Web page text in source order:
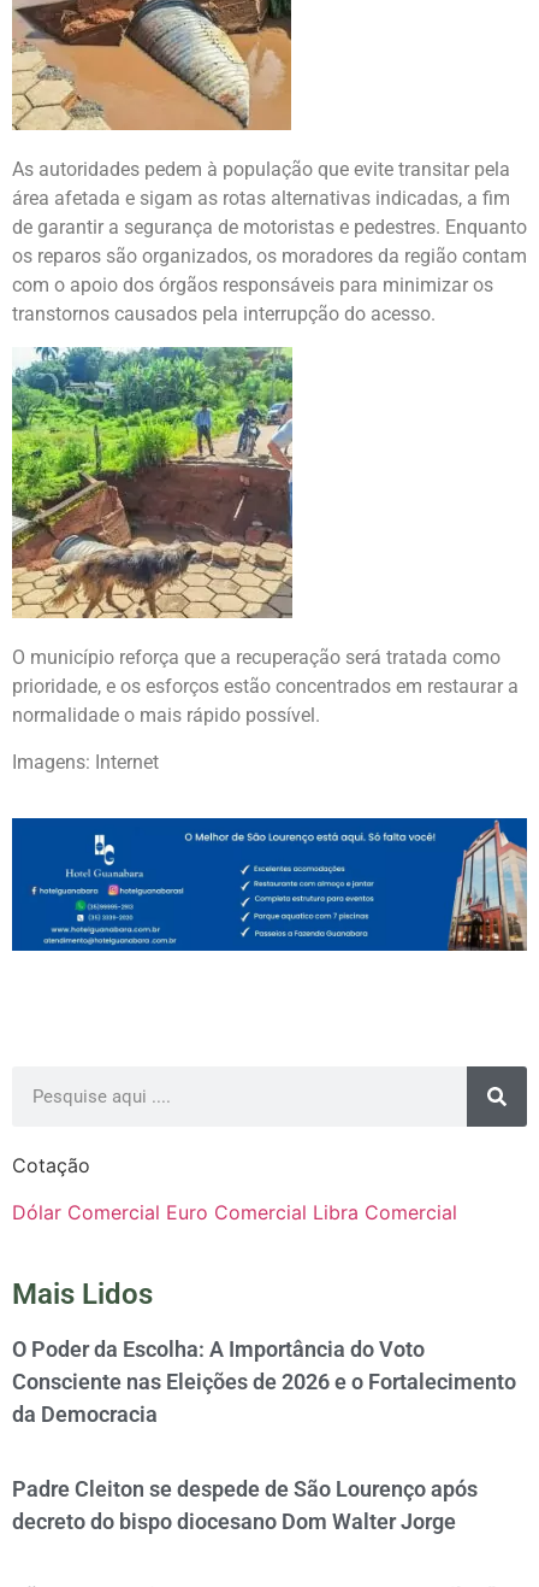
As autoridades pedem à população que evite transitar pela
área afetada e sigam as rotas alternativas indicadas, a fim
de garantir a segurança de motoristas e pedestres. Enquanto
os reparos são organizados, os moradores da região contam
com o apoio dos órgãos responsáveis para minimizar os
transtornos causados pela interrupção do acesso.
O município reforça que a recuperação será tratada como
prioridade, e os esforços estão concentrados em restaurar a
normalidade o mais rápido possível.
Imagens: Internet
Cotação
Dólar Comercial Euro Comercial Libra Comercial
Mais Lidos
O Poder da Escolha: A Importância do Voto
Consciente nas Eleições de 2026 e o Fortalecimento
da Democracia
Padre Cleiton se despede de São Lourenço após
decreto do bispo diocesano Dom Walter Jorge